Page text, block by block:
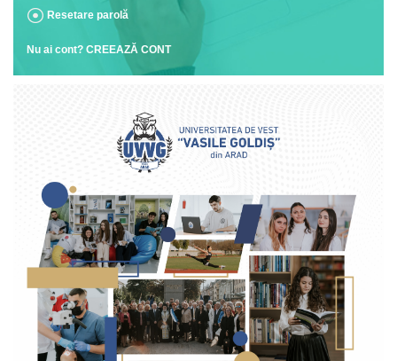
Resetare parolă
Nu ai cont? CREEAZĂ CONT